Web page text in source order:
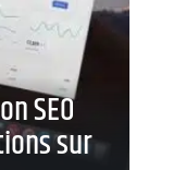
SEO
sur